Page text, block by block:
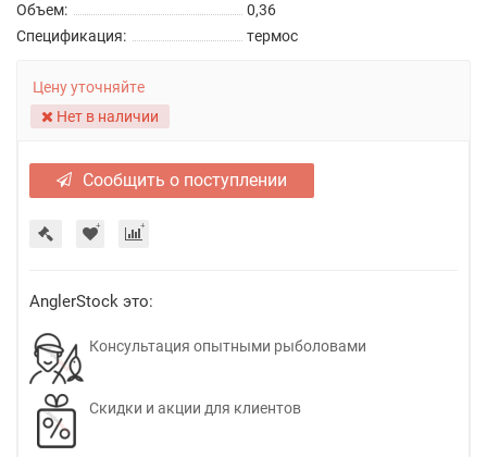
Объем:
0,36
Спецификация:
термос
Цену уточняйте
Нет в наличии
Сообщить о поступлении
AnglerStock это:
Консультация опытными рыболовами
Скидки и акции для клиентов